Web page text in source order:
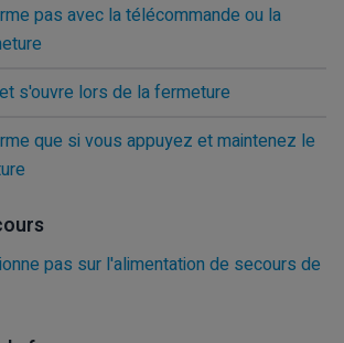
pas avec la télécommande ou la
s'ouvre lors de la fermeture
que si vous appuyez et maintenez le
pas sur l'alimentation de secours de